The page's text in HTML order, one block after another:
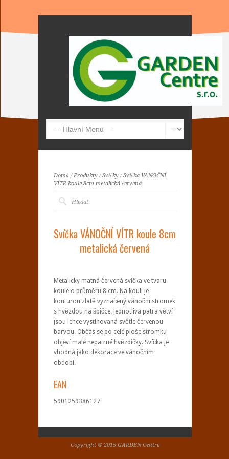
Domů /Produkty/Svíčky/Svíčka VÁNOČNÍ
VÍTR koule 8cm metalická červená
Svíčka VÁNOČNÍ VÍTR koule 8cm
metalická červená
Metalicky matná červená svíčka ve tvaru
koule o průměru 8 cm. Na kouli je
konturou zlatě vyznačený vánoční stromek
s hvězdou na špičce. Jednotlivá patra větví
jsou lehce vystínovaná světle červenou
barvou. Občas se po celé ploše stromku
objeví malé nepatrné hvězdičky. Svíčka je
vhodná jako dekorace ve vánočním
období.
EAN
5901259386127
Copyright © 2015 GARDEN Centre